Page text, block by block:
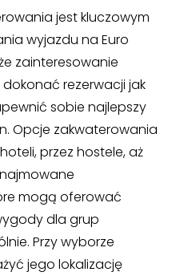
jest kluczowym
wyjazdu na Euro
zainteresowanie
rezerwacji jak
sobie najlepszy
Opcje zakwaterowania
przez hostele, aż
mogą oferować
dla grup
Przy wyborze
jego lokalizację